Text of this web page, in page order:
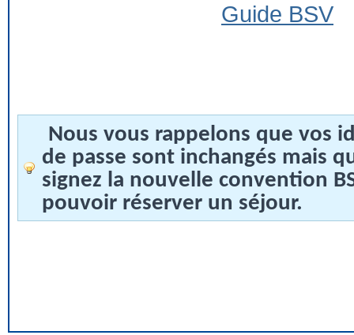
Guide BSV
Nous vous rappelons que vos
de passe sont inchangés mais
signez la nouvelle convention
pouvoir réserver un séjour.